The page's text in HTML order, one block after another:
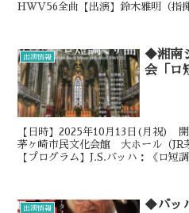
HWV56全曲【出演】鈴木雅明（指
出演情報
◆湘南
会「ロ
【日時】2025年10月13日(月祝)
茅ヶ崎市民文化会館 大ホール（JR
【プログラム】J.S.バッハ：《ロ
出演情報
◆バッ